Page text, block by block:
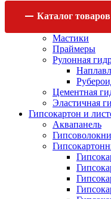
Каталог товаров
Мастики
Праймеры
Рулонная
Цементная
Эластичная
Гипсокартон и
Аквапанель